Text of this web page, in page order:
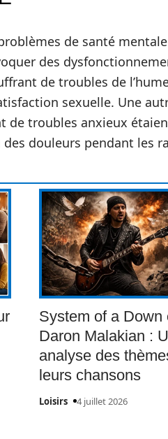
de santé
des
de troubles de
sexuelle. Une
de troubles anxieux
douleurs pendant les
System of a Down
Daron Malakian :
analyse des
leurs chansons
Loisirs 4 juillet 2026